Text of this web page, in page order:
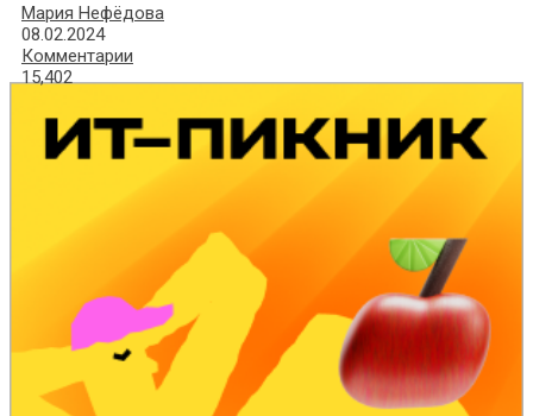
Мария Нефёдова
08.02.2024
Комментарии
15,402